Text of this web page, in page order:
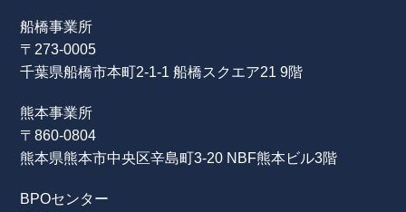
船橋事業所
〒273-0005
千葉県船橋市本町2-1-1 船橋スクエア21 9階
熊本事業所
〒860-0804
熊本県熊本市中央区辛島町3-20 NBF熊本ビル3階
BPOセンター